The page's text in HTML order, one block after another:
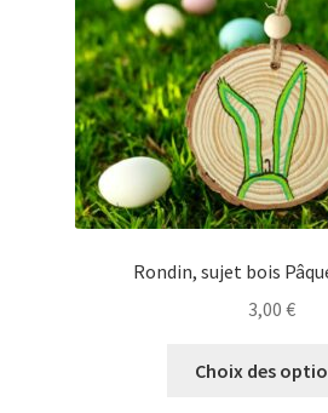
Rondin, sujet bois
3,00 €
Choix des